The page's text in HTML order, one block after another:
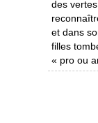
des
et dans
filles
« pro ou